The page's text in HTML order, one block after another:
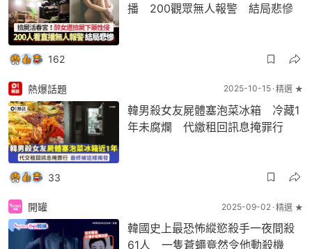
播 200觀眾無人報警 結局悲慘
162
熱爆話題 2025-10-15 精選 ★
韓男殺女友屍體塞泡菜冰箱 冷藏1
年未腐爛 代繳租回訊息掩罪行
33
開罐 2025-09-02 精選 ★
韓國史上最恐怖縱慾殺手一夜間殺
61人 一隻蒼蠅竟然令他動殺機